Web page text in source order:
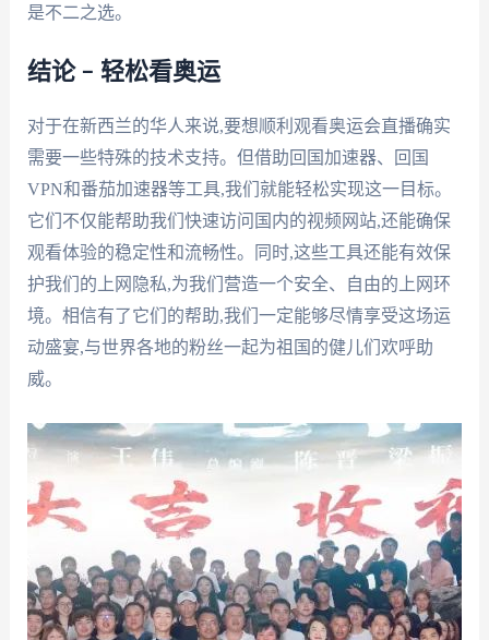
是不二之选。
结论 – 轻松看奥运
对于在新西兰的华人来说,要想顺利观看奥运会直播确实
需要一些特殊的技术支持。但借助回国加速器、回国
VPN和番茄加速器等工具,我们就能轻松实现这一目标。
它们不仅能帮助我们快速访问国内的视频网站,还能确保
观看体验的稳定性和流畅性。同时,这些工具还能有效保
护我们的上网隐私,为我们营造一个安全、自由的上网环
境。相信有了它们的帮助,我们一定能够尽情享受这场运
动盛宴,与世界各地的粉丝一起为祖国的健儿们欢呼助
威。